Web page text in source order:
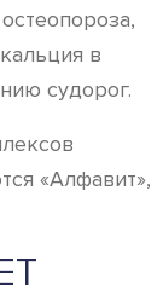
в
судорог.
«Алфавит»,